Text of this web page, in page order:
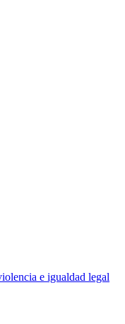
e igualdad legal